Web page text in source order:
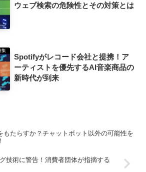
ウェブ検索の危険性とその対策とは
集
Spotifyがレコード会社と提携！ア
ーティストを優先するAI音楽商品の
新時代が到来
もたらすか？チャットボット以外の可能性を
技術に警告！消費者団体が指摘する